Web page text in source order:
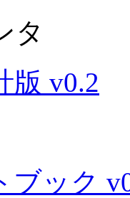
タ
版 v0.2
ブック